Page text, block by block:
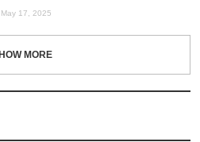
May 17, 2025